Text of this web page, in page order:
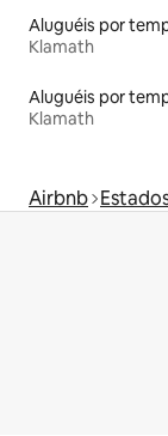
Klamath
Klamath
Airbnb